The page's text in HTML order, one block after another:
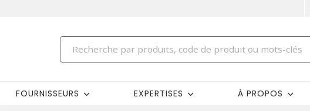
FOURNISSEURS EXPERTISES À PROPOS